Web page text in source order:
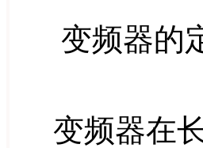
变频器的
变频器在